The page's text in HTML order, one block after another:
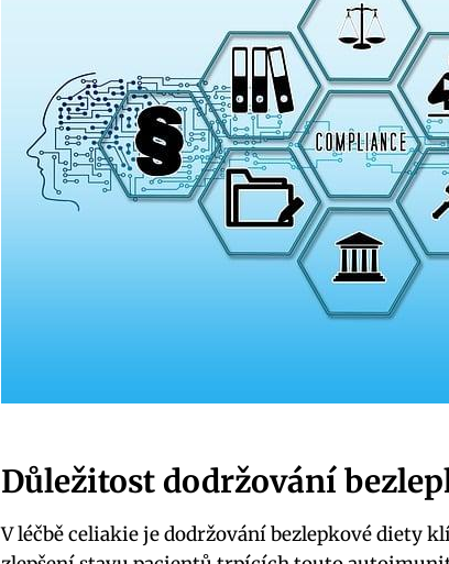
Důležitost dodržování
V léčbě celiakie je dodržování bezlepkové diety